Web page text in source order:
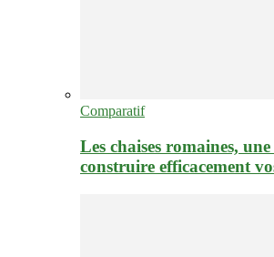
Comparatif
Les chaises romaines,
construire efficacement